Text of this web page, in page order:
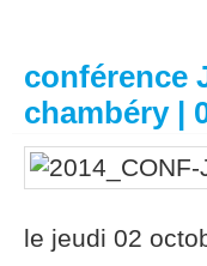
conférence
chambéry |
le jeudi 02